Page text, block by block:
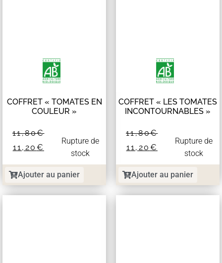
COFFRET « TOMATES EN
COULEUR »
11,80€
11,20 €
Rupture de
stock
Ajouter au panier
COFFRET « LES TOMATES
INCONTOURNABLES »
11,80€
11,20 €
Rupture de
stock
Ajouter au panier